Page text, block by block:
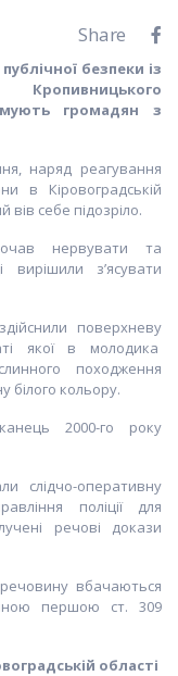
Share
безпеки із
громадян з
наряд реагування
в Кіровоградській
вів себе підозріло.
нервувати та
з’ясувати
поверхневу
якої в молодика
походження
білого кольору.
2000-го року
слідчо-оперативну
поліції для
речові докази
вбачаються
першою ст. 309
області